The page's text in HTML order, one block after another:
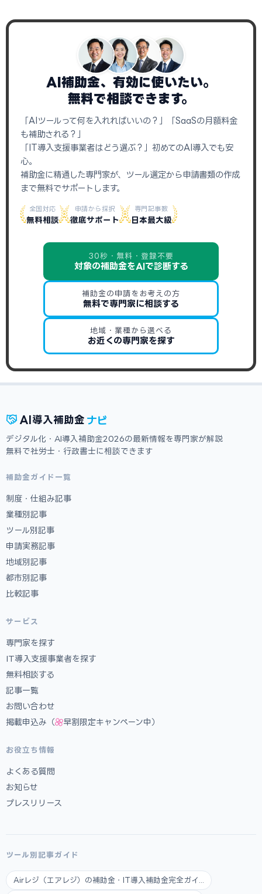
AI補助金、有効に使いたい。
無料で相談できます。
「AIツールって何を入れればいいの？」「SaaSの月額料金
も補助される？」
「IT導入支援事業者はどう選ぶ？」初めてのAI導入でも安
心。
補助金に精通した専門家が、ツール選定から申請書類の作成
まで無料でサポートします。
全国対応
無料相談
申請から採択
徹底サポート
専門記事数
日本最大級
30秒・無料・登録不要
対象の補助金をAIで診断する
補助金の申請をお考えの方
無料で専門家に相談する
地域・業種から選べる
お近くの専門家を探す
AI 導入補助金 ナビ
デジタル化・AI導入補助金2026の最新情報を専門家が解説
無料で社労士・行政書士に相談できます
補助金ガイド一覧
制度・仕組み記事
業種別記事
ツール別記事
申請実務記事
地域別記事
都市別記事
比較記事
サービス
専門家を探す
IT導入支援事業者を探す
無料相談する
記事一覧
お問い合わせ
掲載申込み（
早割限定キャンペーン中）
お役立ち情報
よくある質問
お知らせ
プレスリリース
ツール別記事ガイド
Airレジ（エアレジ）の補助金・IT導入補助金完全ガイ...